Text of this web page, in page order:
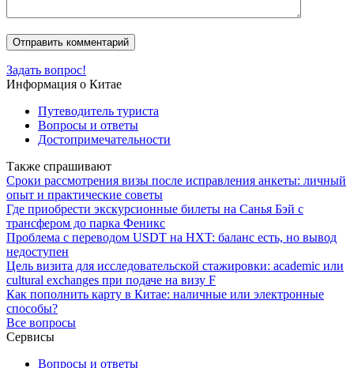
Задать вопрос!
Информация о Китае
Путеводитель туриста
Вопросы и ответы
Достопримечательности
Также спрашивают
Сроки рассмотрения визы после исправления анкеты: личный
опыт и практические советы
Где приобрести экскурсионные билеты на Санья Бэй с
трансфером до парка Феникс
Проблема с переводом USDT на HXT: баланс есть, но вывод
недоступен
Цель визита для исследовательской стажировки: academic или
cultural exchanges при подаче на визу F
Как пополнить карту в Китае: наличные или электронные
способы?
Все вопросы
Сервисы
Вопросы и ответы